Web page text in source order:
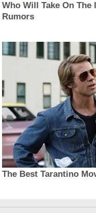
Who Will Take On
Rumors
The Best Tarantino